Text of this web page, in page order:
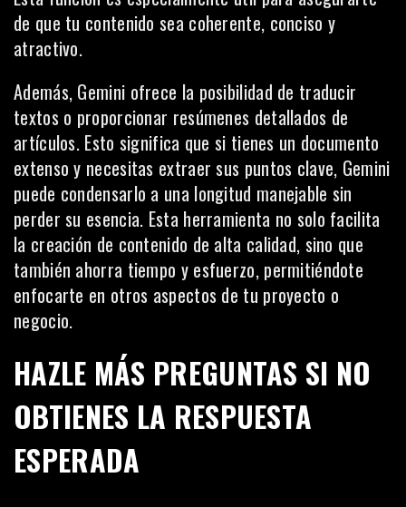
de que tu contenido sea coherente, conciso y
atractivo.
Además, Gemini ofrece la posibilidad de traducir
textos o proporcionar resúmenes detallados de
artículos. Esto significa que si tienes un documento
extenso y necesitas extraer sus puntos clave, Gemini
puede condensarlo a una longitud manejable sin
perder su esencia. Esta herramienta no solo facilita
la creación de contenido de alta calidad, sino que
también ahorra tiempo y esfuerzo, permitiéndote
enfocarte en otros aspectos de tu proyecto o
negocio.
HAZLE MÁS PREGUNTAS SI NO
OBTIENES LA RESPUESTA
ESPERADA